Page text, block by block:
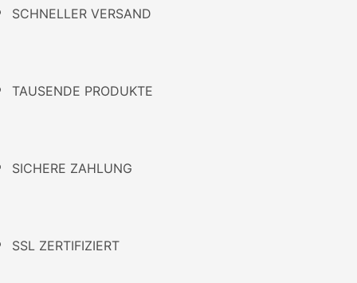
SCHNELLER VERSAND
TAUSENDE PRODUKTE
SICHERE ZAHLUNG
SSL ZERTIFIZIERT